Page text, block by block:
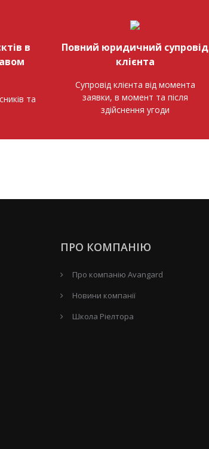
в
та
Повний юридичний супровід
клієнта
Супровід клієнта від момента
заявки, в момент та після
здійснення угоди
ПРО КОМПАНІЮ
Про компанію Avangard
Новини компанії
Школа Ріелтора